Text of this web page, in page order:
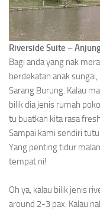
Riverside Suite –
Bagi anda yang nak
berdekatan anak
Sarang Burung. Kalau
bilik dia jenis rumah
tu buatkan kita rasa
Sampai kami sendiri
Yang penting tidur
tempat ni!
Oh ya, kalau bilik jenis
around 2-3 pax. Kalau